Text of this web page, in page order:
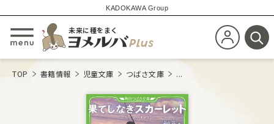
KADOKAWA Group
メニューを開閉する
未来に種をまく
新規会員登
検
TOP 書籍情報 児童文庫 つばさ文庫 ...